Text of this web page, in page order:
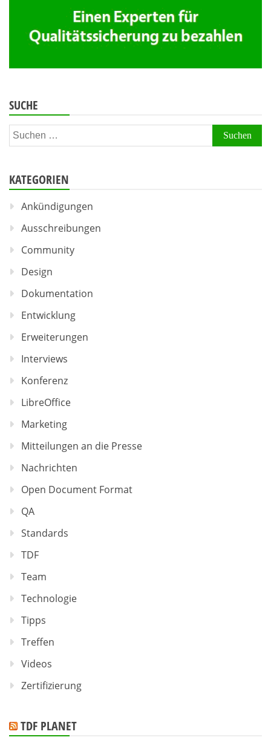
SUCHE
Suchen
nach:
KATEGORIEN
Ankündigungen
Ausschreibungen
Community
Design
Dokumentation
Entwicklung
Erweiterungen
Interviews
Konferenz
LibreOffice
Marketing
Mitteilungen an die Presse
Nachrichten
Open Document Format
QA
Standards
TDF
Team
Technologie
Tipps
Treffen
Videos
Zertifizierung
TDF PLANET